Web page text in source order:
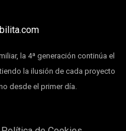
la 4ª generación continúa el
la ilusión de cada proyecto
desde el primer día.